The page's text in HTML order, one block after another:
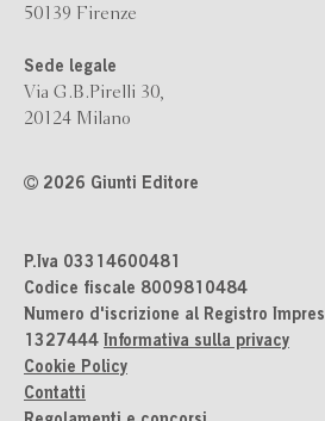
50139 Firenze
Sede legale
Via G.B.Pirelli 30,
20124 Milano
2026 Giunti Editore
P.Iva 03314600481
Codice fiscale 8009810484
Numero d'iscrizione al Registro
1327444 Informativa sulla privacy
Cookie Policy
Contatti